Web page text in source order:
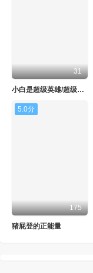
31
小白是超级英雄/超级小白
5.0分
175
猪屁登的正能量